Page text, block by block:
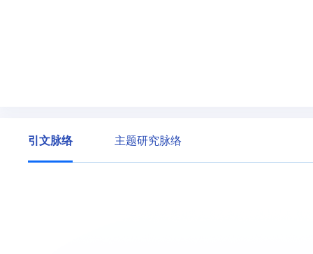
引文脉络 主题研究脉络